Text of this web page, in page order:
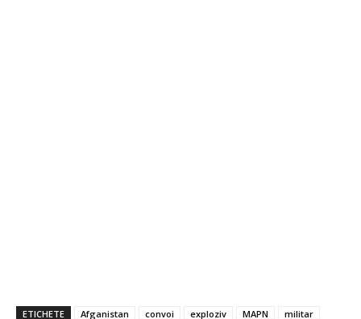
ETICHETE Afganistan convoi exploziv MAPN
militar